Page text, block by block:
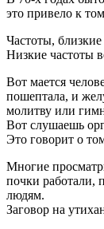
это привело к
Частоты,
Низкие частоты
Вот мается
пошептала, и
молитву или
Вот слушаешь
Это говорит о
Многие
почки работали,
людям.
Заговор на